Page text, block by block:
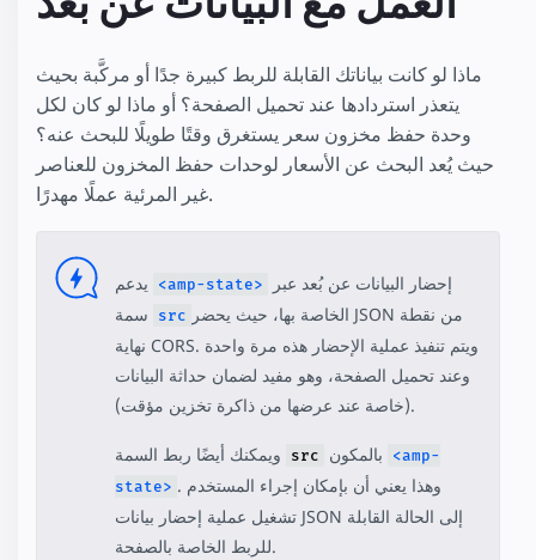
ماذا لو كانت بياناتك القابلة للربط كبيرة جدًا أو مركَّبة بحيث
يتعذر استردادها عند تحميل الصفحة؟ أو ماذا لو كان لكل
وحدة حفظ مخزون سعر يستغرق وقتًا طويلًا للبحث عنه؟
حيث يُعد البحث عن الأسعار لوحدات حفظ المخزون للعناصر
غير المرئية عملًا مهدرًا.
<amp-state>
src الخاصة بها، حيث يحضر JSON من نقطة
نهاية CORS. ويتم تنفيذ عملية الإحضار هذه مرة واحدة
وعند تحميل الصفحة، وهو مفيد لضمان حداثة البيانات
(خاصة عند عرضها من ذاكرة تخزين مؤقت).
src
<amp-
state> . وهذا يعني أن بإمكان إجراء المستخدم
تشغيل عملية إحضار بيانات JSON إلى الحالة القابلة
للربط الخاصة بالصفحة.